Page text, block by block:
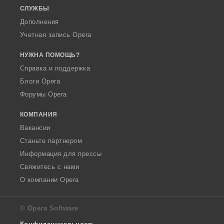
СЛУЖБЫ
Дополнения
Учетная запись Opera
НУЖНА ПОМОЩЬ?
Справка и поддержка
Блоги Opera
Форумы Opera
КОМПАНИЯ
Вакансии
Станьте партнером
Информация для прессы
Свяжитесь с нами
О компании Opera
© Opera Software